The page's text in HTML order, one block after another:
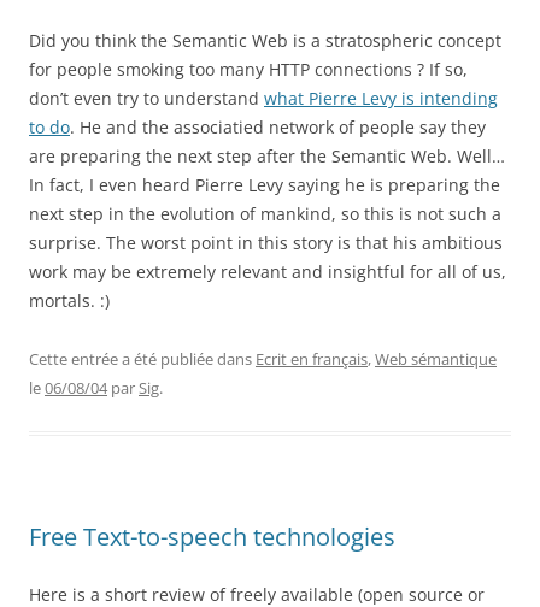
Did you think the Semantic Web is a stratospheric concept
for people smoking too many HTTP connections ? If so,
don’t even try to understand what Pierre Levy is intending
to do. He and the associatied network of people say they
are preparing the next step after the Semantic Web. Well…
In fact, I even heard Pierre Levy saying he is preparing the
next step in the evolution of mankind, so this is not such a
surprise. The worst point in this story is that his ambitious
work may be extremely relevant and insightful for all of us,
mortals. :)
Cette entrée a été publiée dans Ecrit en français,Web sémantique
le06/08/04 parSig.
Free Text-to-speech technologies
Here is a short review of freely available (open source or